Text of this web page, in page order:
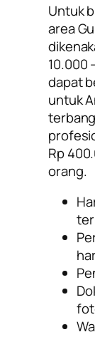
Untuk
area
10.000
dapat
untuk
Rp
orang.